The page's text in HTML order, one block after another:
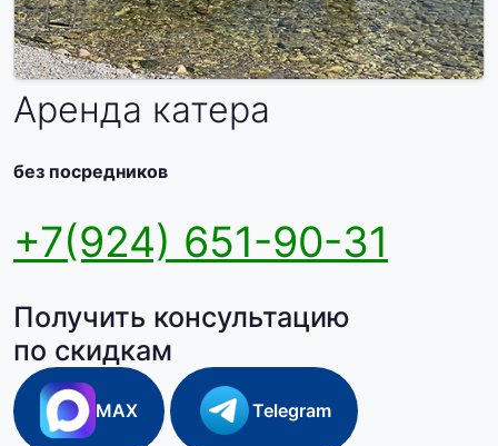
Аренда катера
без посредников
+7(924) 651-90-31
Получить консультацию
по скидкам
MAX Telegram